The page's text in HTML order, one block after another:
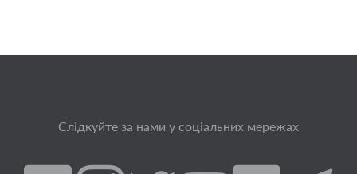
Слідкуйте за нами у соціальних мережах